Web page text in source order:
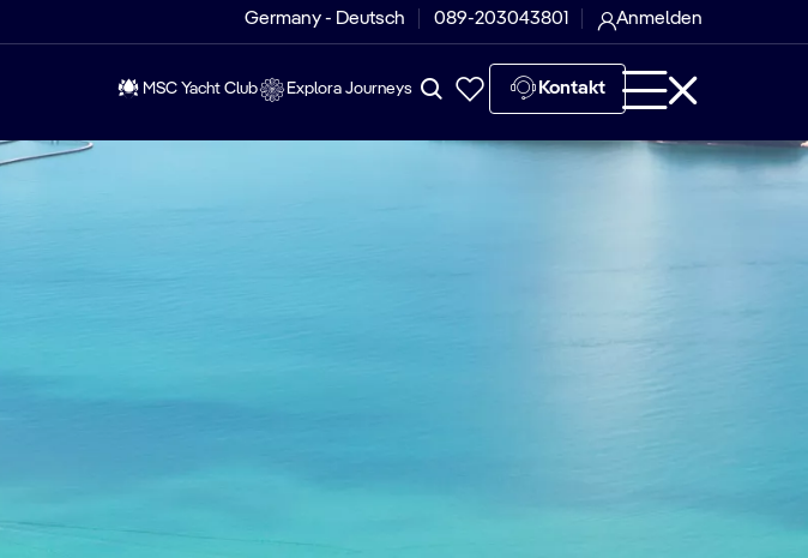
Germany - Deutsch 089-203043801 Anmelden
MSC Yacht Club Explora Journeys Kontakt